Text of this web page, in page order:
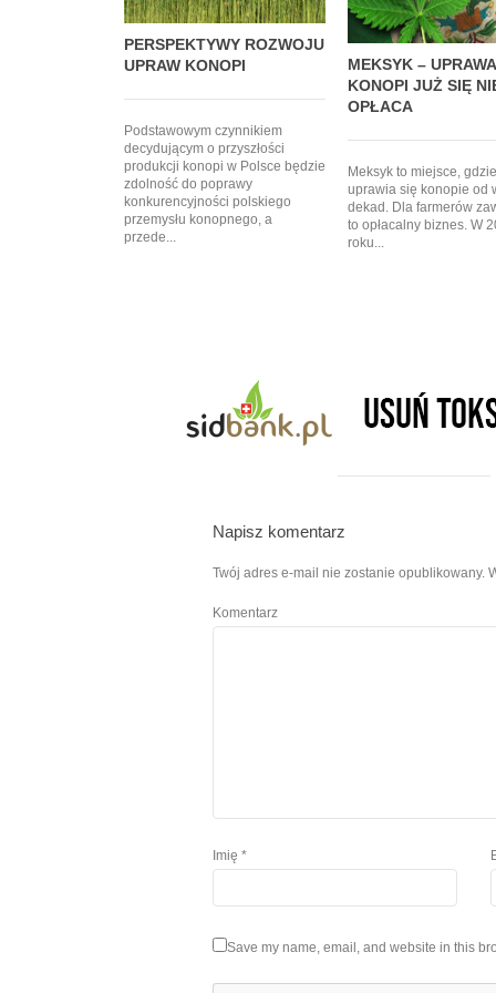
PERSPEKTYWY ROZWOJU
UPRAW KONOPI
Podstawowym czynnikiem
decydującym o przyszłości
produkcji konopi w Polsce będzie
zdolność do poprawy
konkurencyjności polskiego
przemysłu konopnego, a
przede...
MEKSYK – UPRAWA
KONOPI JUŻ SIĘ
OPŁACA
Meksyk to miejsce, gdzie
uprawia się konopie od
dekad. Dla farmerów
to opłacalny biznes. W
roku...
Napisz komentarz
Twój adres e-mail nie zostanie opublikowany.
Komentarz
Imię *
Save my name, email, and website in this